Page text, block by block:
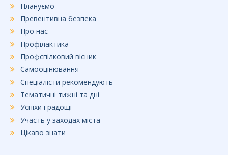
Плануємо
Превентивна безпека
Про нас
Профілактика
Профспілковий вісник
Самооцінювання
Спеціалісти рекомендують
Тематичні тижні та дні
Успіхи і радощі
Участь у заходах міста
Цікаво знати